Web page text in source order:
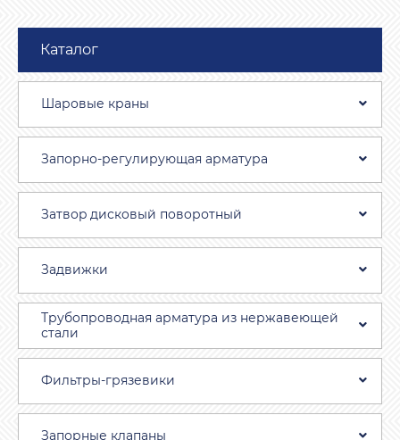
Каталог
Шаровые краны
Запорно-регулирующая арматура
Затвоp дискoвый пoвoротный
Задвижки
Трубопроводная aрматура из нержавеющей
стали
Фильтры-грязевики
Запорные клапаны